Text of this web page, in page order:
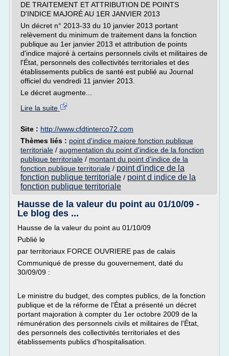
DE TRAITEMENT ET ATTRIBUTION DE POINTS
D'INDICE MAJORÉ AU 1ER JANVIER 2013
Un décret n° 2013-33 du 10 janvier 2013 portant
relèvement du minimum de traitement dans la fonction
publique au 1er janvier 2013 et attribution de points
d'indice majoré à certains personnels civils et militaires de
l'État, personnels des collectivités territoriales et des
établissements publics de santé est publié au Journal
officiel du vendredi 11 janvier 2013.
Le décret augmente...
Lire la suite
Site : http://www.cfdtinterco72.com
Thèmes liés : point d'indice majore fonction publique
territoriale / augmentation du point d'indice de la fonction
publique territoriale / montant du point d'indice de la
fonction publique territoriale / point d'indice de la
fonction publique territoriale / point d indice de la
fonction publique territoriale
Hausse de la valeur du point au 01/10/09 -
Le blog des ...
Hausse de la valeur du point au 01/10/09
Publié le
par territoriaux FORCE OUVRIERE pas de calais
Communiqué de presse du gouvernement, daté du
30/09/09 :
Le ministre du budget, des comptes publics, de la fonction
publique et de la réforme de l'État a présenté un décret
portant majoration à compter du 1er octobre 2009 de la
rémunération des personnels civils et militaires de l'État,
des personnels des collectivités territoriales et des
établissements publics d'hospitalisation.